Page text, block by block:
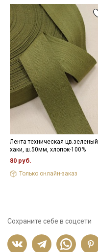
Лента техническая цв.зеленый
хаки, ш.50мм, хлопок-100%
80 руб.
Только онлайн-заказ
Сохраните себе в соцсети